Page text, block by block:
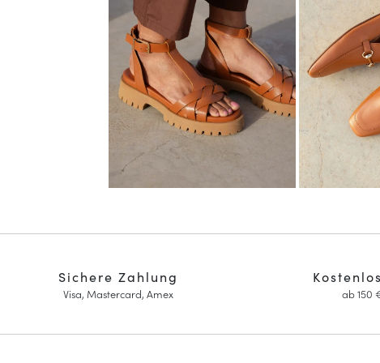
ab 150
Sichere Zahlung
Visa, Mastercard, Amex